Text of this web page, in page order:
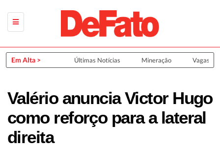
Em Alta > Últimas Notícias Mineração Vagas
Valério anuncia Victor Hugo
como reforço para a lateral
direita